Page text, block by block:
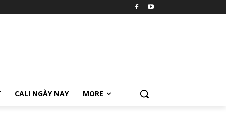
CALI NGÀY NAY MORE